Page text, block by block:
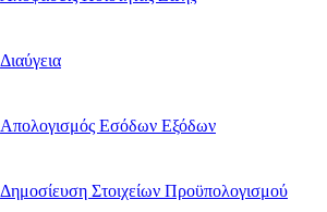
Διαύγεια
Απολογισμός Εσόδων Εξόδων
Δημοσίευση Στοιχείων Προϋπολογισμού